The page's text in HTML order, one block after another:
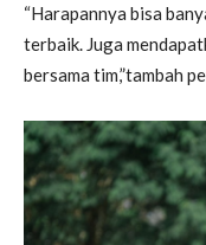
“Harapannya bisa
terbaik. Juga
bersama tim,”tambah